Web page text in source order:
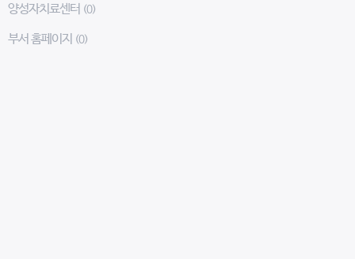
양성자치료센터 (0)
부서 홈페이지 (0)